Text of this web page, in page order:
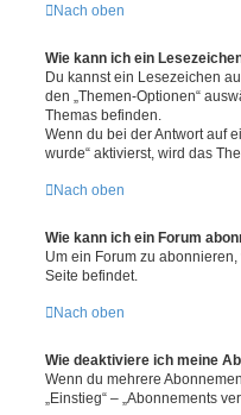
Nach oben
Wie kann ich ein
Du kannst ein Lesezeichen
den „Themen-Optionen“
Themas befinden.
Wenn du bei der Antwort auf
wurde“ aktivierst, wird das
Nach oben
Wie kann ich ein Forum
Um ein Forum zu
Seite befindet.
Nach oben
Wie deaktiviere ich meine
Wenn du mehrere
„Einstieg“ – „Abonnements